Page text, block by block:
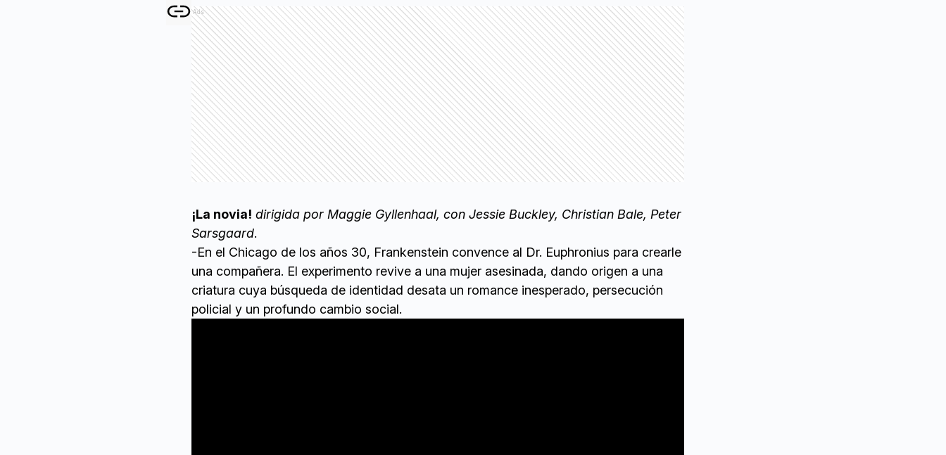
Ads
¡La novia! dirigida por Maggie Gyllenhaal, con Jessie Buckley, Christian Bale, Peter
Sarsgaard.
-En el Chicago de los años 30, Frankenstein convence al Dr. Euphronius para crearle
una compañera. El experimento revive a una mujer asesinada, dando origen a una
criatura cuya búsqueda de identidad desata un romance inesperado, persecución
policial y un profundo cambio social.